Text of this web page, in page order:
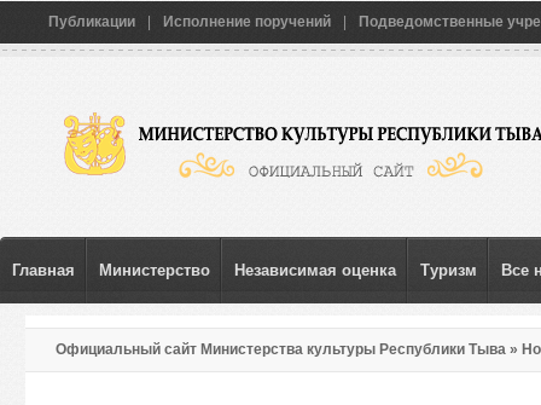
Публикации Исполнение поручений Подведомственные
Главная Министерство Независимая оценка Туризм Все
Официальный сайт Министерства культуры Республики Тыва »